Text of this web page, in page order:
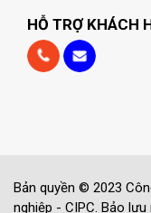
HỖ TRỢ KHÁCH
Bản quyền © 2023
nghiệp - CIPC. Bảo lưu